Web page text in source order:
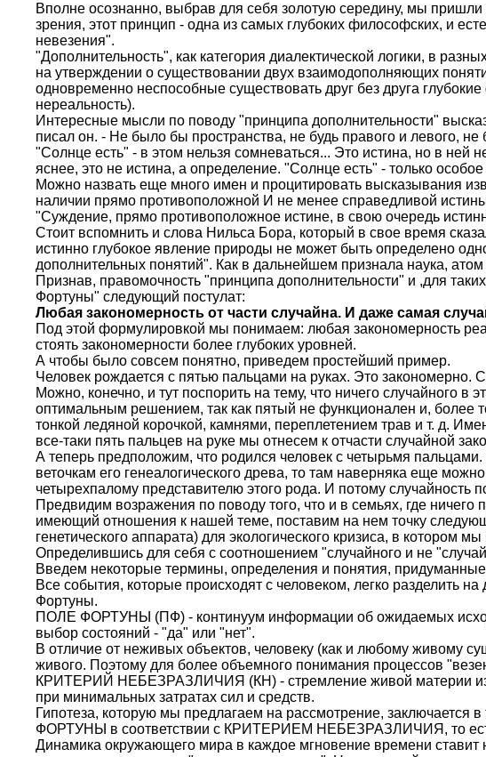
Вполне осознанно, выбрав для себя золотую середину, мы
зрения, этот принцип - одна из самых глубоких философских, и
невезения".
"Дополнительность", как категория диалектической логики, в
на утверждении о существовании двух взаимодополняющих
одновременно неспособные существовать друг без друга
нереальность).
Интересные мысли по поводу "принципа дополнительности"
писал он. - Не было бы пространства, не будь правого и левого,
"Солнце есть" - в этом нельзя сомневаться... Это истина, но в ней
яснее, это не истина, а определение. "Солнце есть" - только
Можно назвать еще много имен и процитировать высказывания
наличии прямо противоположной И не менее справедливой
"Суждение, прямо противоположное истине, в свою очередь
Стоит вспомнить и слова Нильса Бора, который в свое время
истинно глубокое явление природы не может быть определено
дополнительных понятий". Как в дальнейшем признала наука, атом
Признав, правомочность "принципа дополнительности" и ,для
Фортуны" следующий постулат:
Любая закономерность от части случайна. И даже самая
Под этой формулировкой мы понимаем: любая закономерность
стоять закономерности более глубоких уровней.
А чтобы было совсем понятно, приведем простейший пример.
Человек рождается с пятью пальцами на руках. Это закономерно.
Можно, конечно, и тут поспорить на тему, что ничего случайного
оптимальным решением, так как пятый не функционален и, более
тонкой ледяной корочкой, камнями, переплетением трав и т. д.
все-таки пять пальцев на руке мы отнесем к отчасти случайной
А теперь предположим, что родился человек с четырьмя
веточкам его генеалогического древа, то там наверняка еще
четырехпалому представителю этого рода. И потому случайность
Предвидим возражения по поводу того, что и в семьях, где
имеющий отношения к нашей теме, поставим на нем точку
генетического аппарата) для экологического кризиса, в котором
Определившись для себя с соотношением "случайного и не
Введем некоторые термины, определения и понятия,
Все события, которые происходят с человеком, легко разделить
Фортуны.
ПОЛЕ ФОРТУНЫ (ПФ) - континуум информации об ожидаемых
выбор состояний - "да" или "нет".
В отличие от неживых объектов, человеку (как и любому живому
живого. Поэтому для более объемного понимания процессов
КРИТЕРИЙ НЕБЕЗРАЗЛИЧИЯ (КН) - стремление живой материи из
при минимальных затратах сил и средств.
Гипотеза, которую мы предлагаем на рассмотрение,
ФОРТУНЫ в соответствии с КРИТЕРИЕМ НЕБЕЗРАЗЛИЧИЯ, то есть
Динамика окружающего мира в каждое мгновение времени